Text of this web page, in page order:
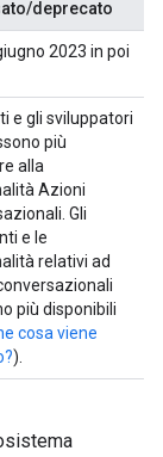
deprecato
2023 in poi
e gli sviluppatori
più
alla
Azioni
Gli
e le
relativi ad
più disponibili
cosa viene
).